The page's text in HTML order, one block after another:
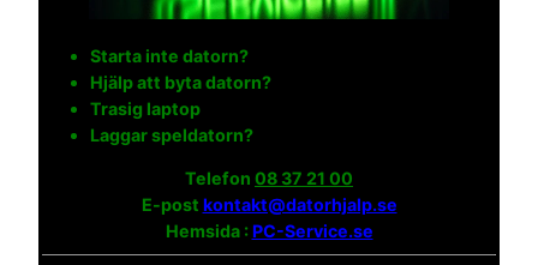
Starta inte datorn?
Hjälp att byta datorn?
Trasig laptop
Laggar speldatorn?
Telefon 08 37 21 00
E-post kontakt@datorhjalp.se
Hemsida : PC-Service.se